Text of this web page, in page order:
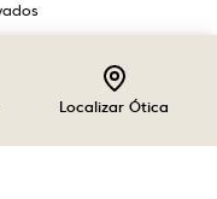
Localizar Ótica